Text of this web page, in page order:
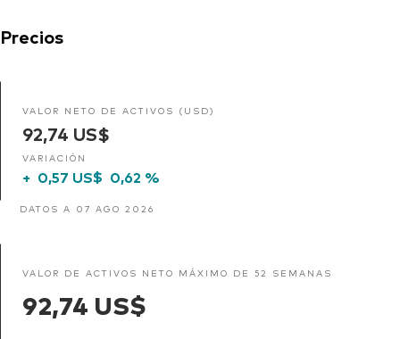
Precios
VALOR NETO DE ACTIVOS (USD)
92,74 US$
VARIACIÓN
+ 0,57 US$ 0,62 %
DATOS A 07 AGO 2026
VALOR DE ACTIVOS NETO MÁXIMO DE 52 SEMANAS
92,74 US$